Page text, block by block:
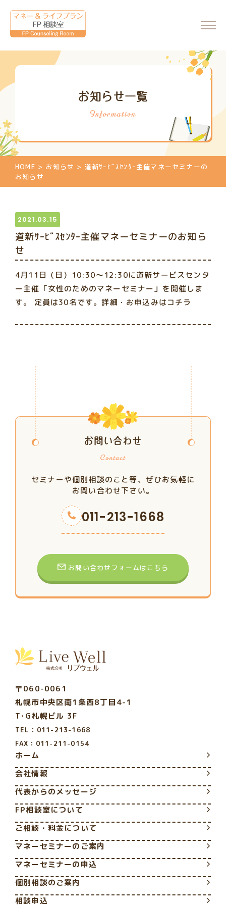
FP相談室について
ご相談・料金について
マネーセミナーのご案内
マネーセミナーの申込
相談申込
お知らせ一覧
HOME > お知らせ > 道新ｻｰﾋﾞｽｾﾝﾀｰ主催マネーセミナーの
お知らせ
2021.03.15
道新ｻｰﾋﾞｽｾﾝﾀｰ主催マネーセミナーのお知ら
せ
4月11日（日）10:30～12:30に道新サービスセンタ
ー主催「女性のためのマネーセミナー」を開催しま
す。 定員は30名です。詳細・お申込みはコチラ
お問い合わせ
セミナーや個別相談のこと等、ぜひお気軽に
お問い合わせ下さい。
011-213-1668
お問い合わせフォームはこちら
〒060-0061
札幌市中央区南1条西8丁目4-1
T･G札幌ビル 3F
TEL：011-213-1668
FAX：011-211-0154
ホーム
会社情報
代表からのメッセージ
FP相談室について
ご相談・料金について
マネーセミナーのご案内
マネーセミナーの申込
個別相談のご案内
相談申込